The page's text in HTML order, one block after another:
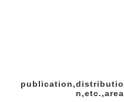
publication,distributio
n,etc.,area